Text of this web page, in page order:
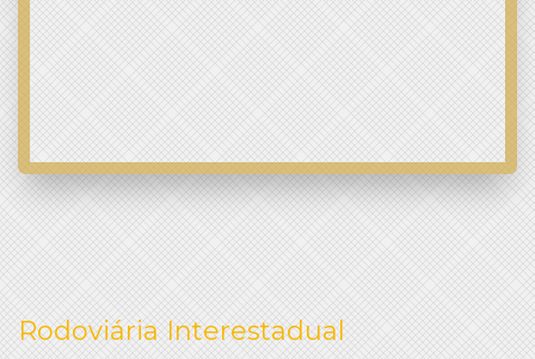
Rodoviária Interestadual